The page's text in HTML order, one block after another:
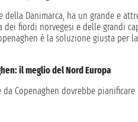
della Danimarca, ha un grande e
dei fiordi norvegesi e delle grandi
è la soluzione giusta per
il meglio del Nord Europa
da Copenaghen dovrebbe